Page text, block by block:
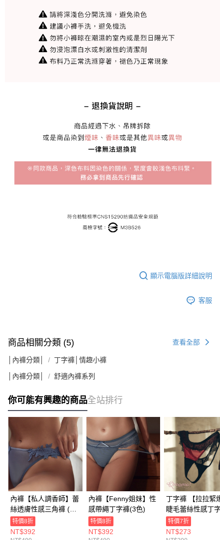
顯示電腦版詳細說明
客服
商品相關分類 (5) 查看全部
│內褲分類│ 丁字褲│情趣小褲
│內褲分類│ 舒適內褲系列
你可能有興趣的商品全站排行
內褲【私人調香師】蕾
絲透膚性感三角褲 (2
色)
特價8折
NT$392
內褲【Fenny姐妹】性
感帶繩丁字褲(3色)
特價8折
NT$392
丁字褲 【拉拉緊
睫毛蕾絲性感丁
(4色)
特價7折
NT$273